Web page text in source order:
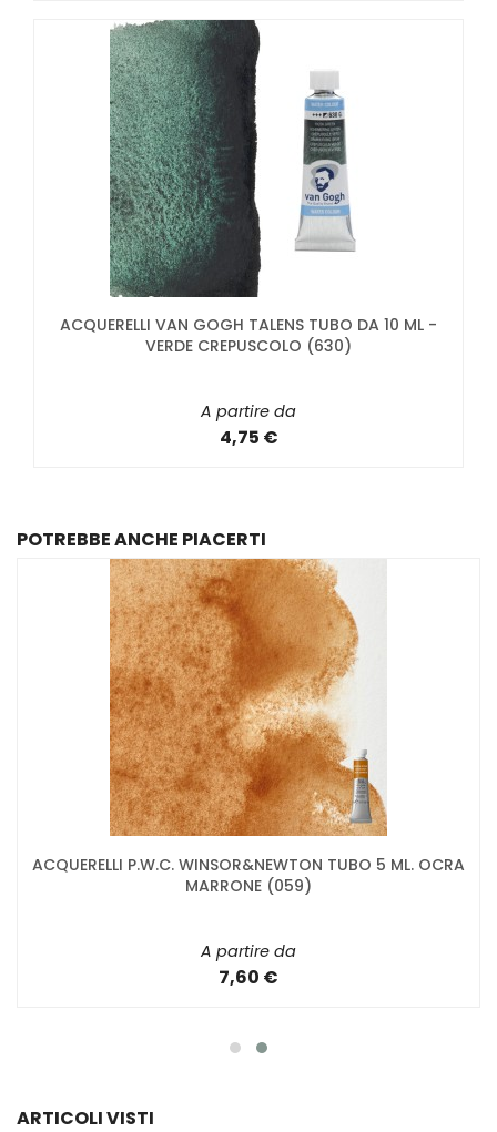
ACQUERELLI VAN GOGH TALENS TUBO DA 10 ML -
VERDE CREPUSCOLO (630)
A partire da
4,75 €
POTREBBE ANCHE PIACERTI
ACQUERELLI P.W.C. WINSOR&NEWTON TUBO 5 ML. OCRA
MARRONE (059)
A partire da
7,60 €
ARTICOLI VISTI